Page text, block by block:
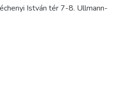
István tér 7-8. Ullmann-